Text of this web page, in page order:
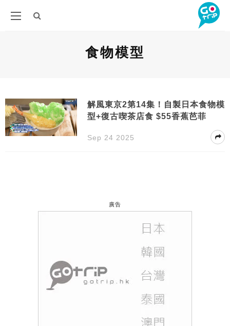
食物模型
解風東京2第14集！自製日本食物模
型+復古喫茶店食 $55香蕉芭菲
Sep 24 2025
廣告